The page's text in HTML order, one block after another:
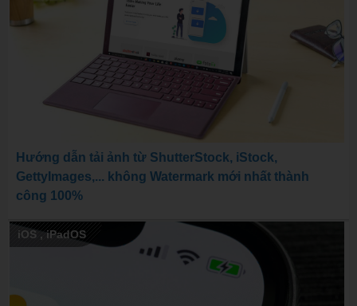
Hướng dẫn tải ảnh từ ShutterStock, iStock,
GettyImages,... không Watermark mới nhất thành
công 100%
iOS ,iPadOS